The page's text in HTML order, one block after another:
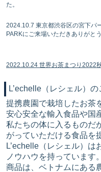
た。
2024.10.7 東京都渋谷区の宮下パ
PARKにご来場いただきありがと
2022.10.24 世界お茶まつり2022
L’echelle（レシェル）
提携農園で栽培したお茶
安心安全な輸入食品や国
私たちの体に入るものだ
がっていただける食品を
L’echelle（レシェル）
ノウハウを持っています
商品は、ベトナムにある